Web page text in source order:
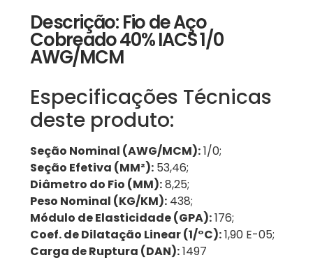
Descrição: Fio de Aço
Cobreado 40% IACS 1/0
AWG/MCM
Especificações Técnicas
deste produto:
Seção Nominal (AWG/MCM):1/0;
Seção Efetiva (MM²): 53,46;
Diâmetro do Fio (MM):8,25;
Peso Nominal (KG/KM): 438;
Módulo de Elasticidade (GPA):176;
Coef. de Dilatação Linear (1/°C):1,90 E-05;
Carga de Ruptura (DAN):1497